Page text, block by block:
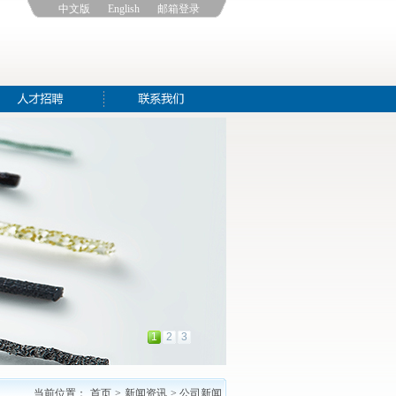
中文版 English 邮箱登录
1 2 3
当前位置： 首页 > 新闻资讯 > 公司新闻